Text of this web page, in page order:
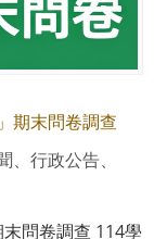
期末問卷調查
行政公告、
問卷調查 114學